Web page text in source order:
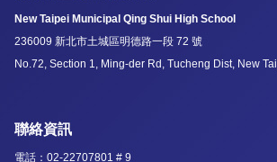
New Taipei Municipal Qing Shui High School
236009 新北市土城區明德路一段 72 號
No.72, Section 1, Ming-der Rd, Tucheng Dist, New
聯絡資訊
電話：02-22707801 # 9